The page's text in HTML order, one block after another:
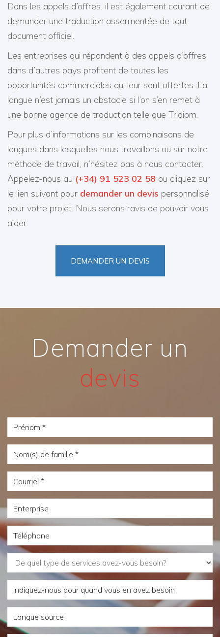
Dans les appels d’offres, il est également courant de
demander une traduction assermentée de tout
document officiel.
Les entreprises qui répondent à des appels d’offres
dans d’autres pays profitent de toutes les
opportunités commerciales qui leur sont offertes. La
langue n’est jamais un obstacle si l’on s’en remet à
une bonne agence de traduction telle que Tridiom.
Pour plus d’informations sur les combinaisons de
langues dans lesquelles nous travaillons ou sur notre
méthode de travail, n’hésitez pas à nous contacter.
Appelez-nous au (+34) 91 523 02 58 ou cliquez sur
le lien suivant pour demander un devis personnalisé
pour votre projet. Nous serons ravis de pouvoir vous
aider.
DEMANDER UN DEVIS
Demander un
devis
Prénom
Nom(s)
de
famille
Courriel
Enterprise
Téléphone
De
quel
type
services
avez-
Indiquez-
nous
pour
quand
Langue
source